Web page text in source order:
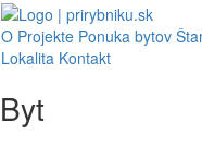
O Projekte Ponuka bytov
Lokalita Kontakt
Byt